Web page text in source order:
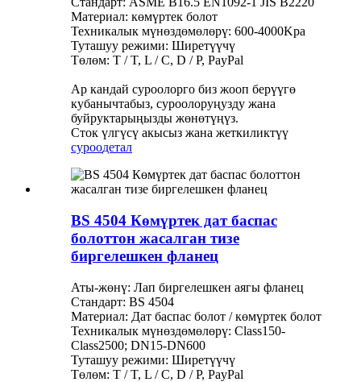
Материал: көмүртек болот
Техникалык мүнөздөмөлөрү: 600-4000Kpa
Туташуу режими: Ширетүүчү
Төлөм: T / T, L / C, D / P, PayPal
Ар кандай суроолорго биз жооп берүүгө
кубанычтабыз, суроолоруңузду жана
буйруктарыңызды жөнөтүңүз.
Сток үлгүсү акысыз жана жеткиликтүү
суроодетал
BS 4504 Көмүртек дат баспас
болоттон жасалган тизе
биргелешкен фланец
Аты-жөнү: Лап биргелешкен аягы фланец
Стандарт: BS 4504
Материал: Дат баспас болот / көмүртек болот
Техникалык мүнөздөмөлөрү: Class150-
Class2500; DN15-DN600
Туташуу режими: Ширетүүчү
Төлөм: T / T, L / C, D / P, PayPal